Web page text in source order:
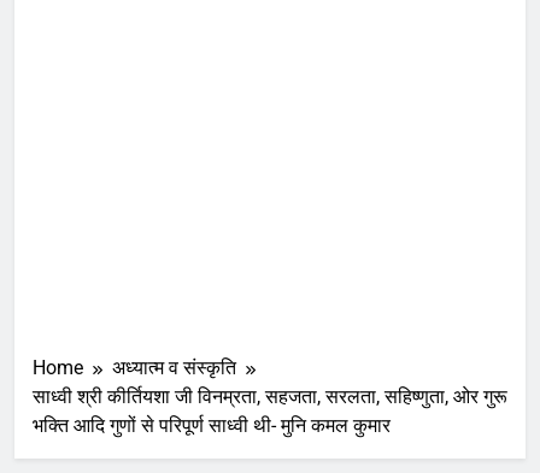
Home
अध्यात्म व संस्कृति
साध्वी श्री कीर्तियशा जी विनम्रता, सहजता, सरलता, सहिष्णुता, ओर गुरू
भक्ति आदि गुणों से परिपूर्ण साध्वी थी- मुनि कमल कुमार